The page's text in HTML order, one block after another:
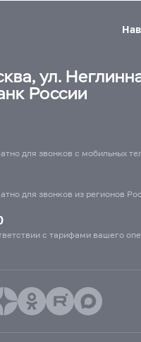
ул.
России
для звонков с мобильных
для звонков из регионов
с тарифами вашего